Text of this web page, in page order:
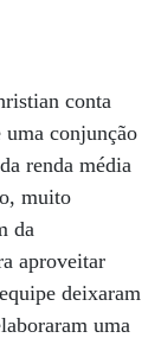
conta
uma conjunção
renda média
muito
da
aproveitar
deixaram
uma